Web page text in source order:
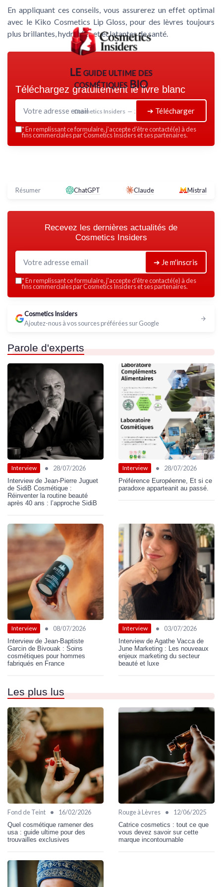
En appliquant ces conseils, vous assurerez un effet optimal
avec le Kiko Cosmetics Lip Gloss, pour des lèvres toujours
plus brillantes, hydratées et éclatantes de santé.
LE guide ultime des
cosmétiques BIO
Cosmetics Insiders — 2026
Téléchargez gratuitement le livre blanc
➔ Télécharger
*En remplissant ce formulaire, j’accepte d’être contacté(e) à des
fins commerciales par Cosmetics Insiders et ses partenaires.
Résumer ChatGPT Claude Mistral
Recevez les dernières actualités de
Cosmetics Insiders
➔ Je m'inscris
*En remplissant ce formulaire, j’accepte d’être contacté(e) à des
fins commerciales par Cosmetics Insiders et ses partenaires.
Cosmetics Insiders
Ajoutez-nous à vos sources préférées sur Google
Parole d'experts
Interview • 28/07/2026
Interview de Jean-Pierre Juguet
de SidiB Cosmétique :
Réinventer la routine beauté
après 40 ans : l’approche SidiB
Interview • 28/07/2026
Préférence Européenne, Et si ce
paradoxe apparteanit au passé.
Interview • 08/07/2026
Interview de Jean-Baptiste
Garcin de Bivouak : Soins
cosmétiques pour hommes
fabriqués en France
Interview • 03/07/2026
Interview de Agathe Vacca de
June Marketing : Les nouveaux
enjeux marketing du secteur
beauté et luxe
Les plus lus
Fond de Teint • 16/02/2026
Quel cosmétique ramener des
usa : guide ultime pour des
trouvailles exclusives
Rouge à Lèvres • 12/06/2025
Catrice cosmetics : tout ce que
vous devez savoir sur cette
marque incontournable